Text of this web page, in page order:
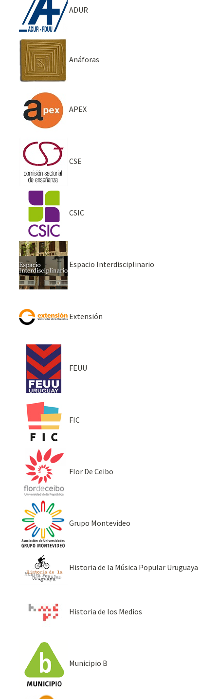
ADUR
Anáforas
APEX
CSE
CSIC
Espacio Interdisciplinario
Extensión
FEUU
FIC
Flor De Ceibo
Grupo Montevideo
Historia de la Música Popular Uruguaya
Historia de los Medios
Municipio B